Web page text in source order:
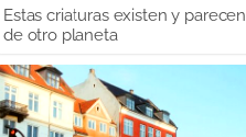
Estas criaturas existen y
de otro planeta